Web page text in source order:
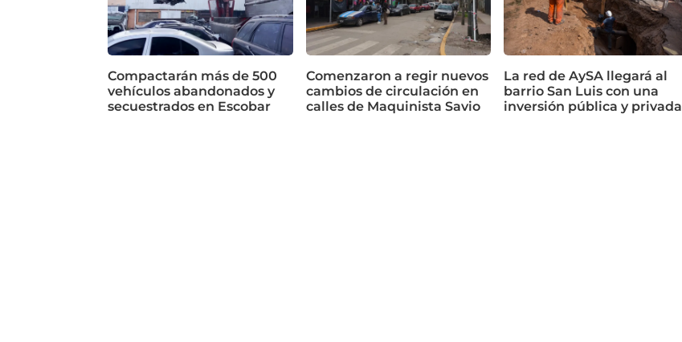
Compactarán más de 500
vehículos abandonados y
secuestrados en Escobar
Comenzaron a regir nuevos
cambios de circulación en
calles de Maquinista Savio
La red de AySA llegará al
barrio San Luis con una
inversión pública y privada